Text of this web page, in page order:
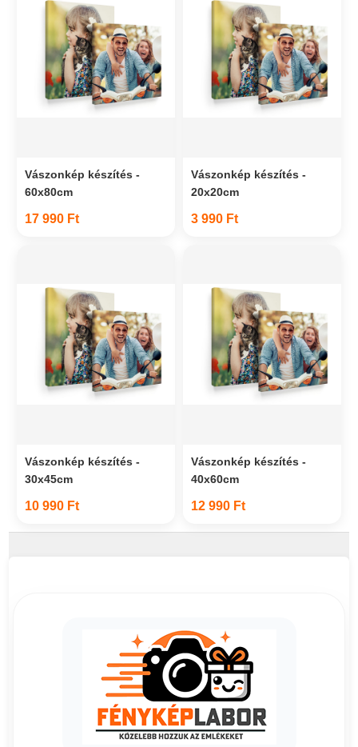
Vászonkép készítés -
60x80cm
17 990 Ft
Vászonkép készítés -
20x20cm
3 990 Ft
Vászonkép készítés -
30x45cm
10 990 Ft
Vászonkép készítés -
40x60cm
12 990 Ft